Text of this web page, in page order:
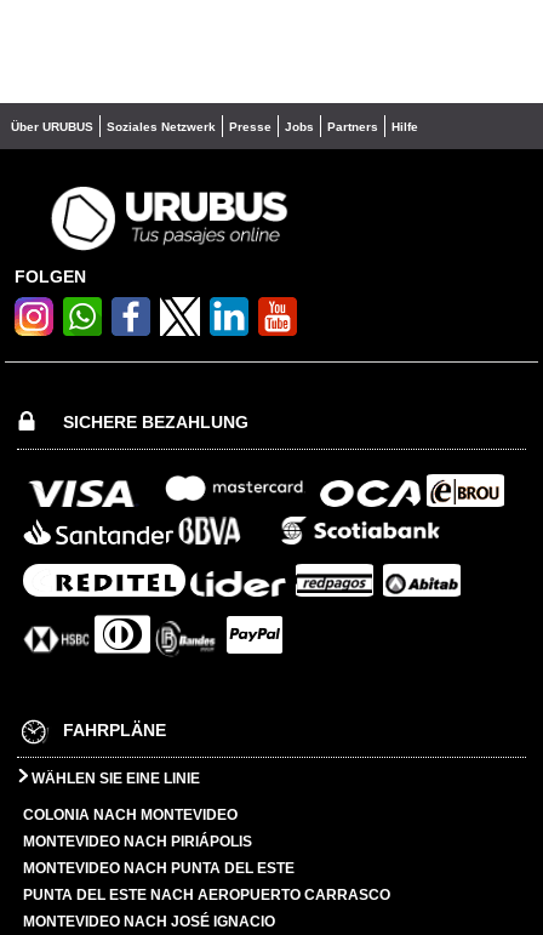
Über URUBUS Soziales Netzwerk Presse Jobs Partners Hilfe
FOLGEN
SICHERE BEZAHLUNG
FAHRPLÄNE
WÄHLEN SIE EINE LINIE
COLONIA NACH MONTEVIDEO
MONTEVIDEO NACH PIRIÁPOLIS
MONTEVIDEO NACH PUNTA DEL ESTE
PUNTA DEL ESTE NACH AEROPUERTO CARRASCO
MONTEVIDEO NACH JOSÉ IGNACIO